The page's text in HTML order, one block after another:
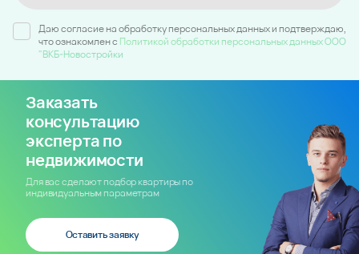
Даю согласие на обработку персональных данных и подтверждаю,
что ознакомлен c Политикой обработки персональных данных ООО
"ВКБ-Новостройки
Заказать
консультацию
эксперта по
недвижимости
Для вас сделают подбор квартиры по
индивидуальным параметрам
Оставить заявку